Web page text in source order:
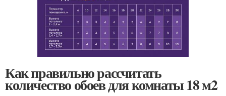
Как правильно рассчитать
количество обоев для комнаты 18 м2